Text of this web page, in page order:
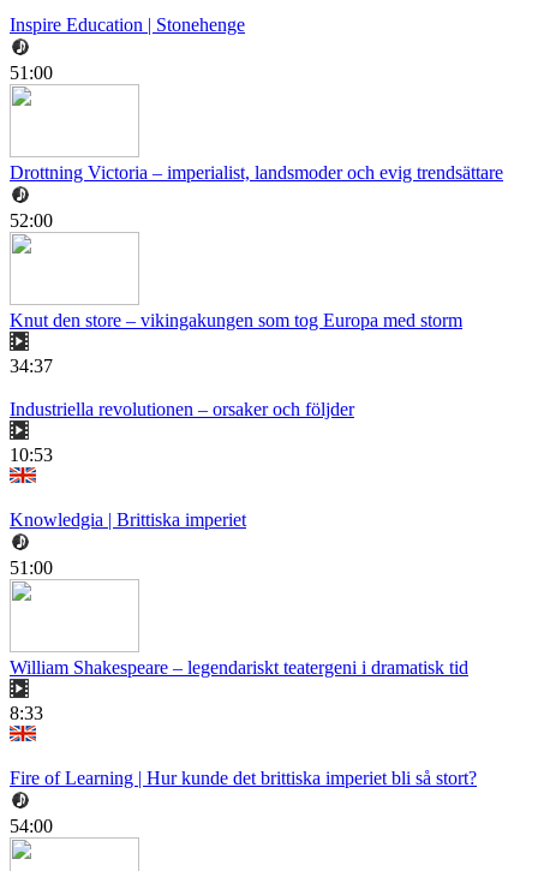
Inspire Education | Stonehenge
51:00
Drottning Victoria – imperialist, landsmoder och evig trendsättare
52:00
Knut den store – vikingakungen som tog Europa med storm
34:37
Industriella revolutionen – orsaker och följder
10:53
Knowledgia | Brittiska imperiet
51:00
William Shakespeare – legendariskt teatergeni i dramatisk tid
8:33
Fire of Learning | Hur kunde det brittiska imperiet bli så stort?
54:00